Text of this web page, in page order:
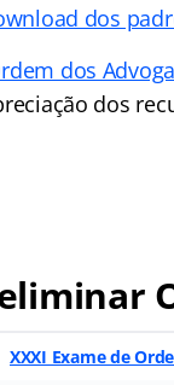
dos
dos
dos
XXXI Exame de